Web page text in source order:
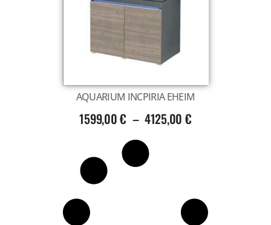
AQUARIUM INCPIRIA EHEIM
1599,00€ – 4125,00 €